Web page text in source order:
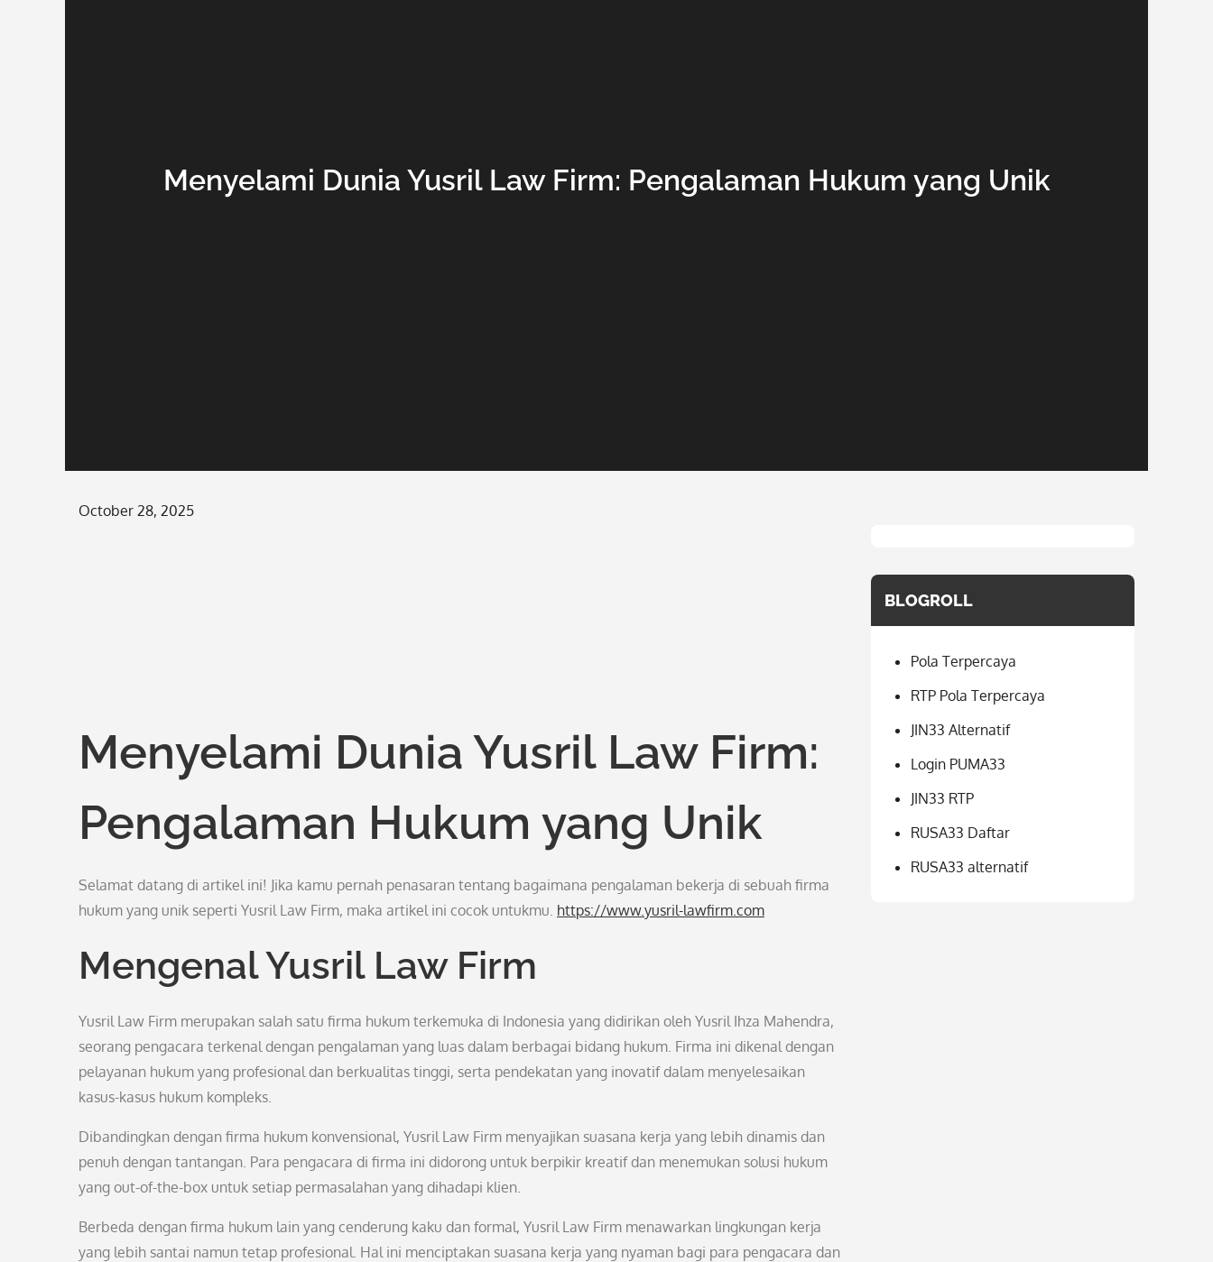
Menyelami Dunia Yusril Law Firm: Pengalaman Hukum yang Unik
Posted
October 28, 2025
Menyelami Dunia Yusril Law Firm:
Pengalaman Hukum yang Unik
Selamat datang di artikel ini! Jika kamu pernah penasaran tentang bagaimana pengalaman bekerja di sebuah firma
hukum yang unik seperti Yusril Law Firm, maka artikel ini cocok untukmu. https://www.yusril-lawfirm.com
Mengenal Yusril Law Firm
Yusril Law Firm merupakan salah satu firma hukum terkemuka di Indonesia yang didirikan oleh Yusril Ihza Mahendra,
seorang pengacara terkenal dengan pengalaman yang luas dalam berbagai bidang hukum. Firma ini dikenal dengan
pelayanan hukum yang profesional dan berkualitas tinggi, serta pendekatan yang inovatif dalam menyelesaikan
kasus-kasus hukum kompleks.
Dibandingkan dengan firma hukum konvensional, Yusril Law Firm menyajikan suasana kerja yang lebih dinamis dan
penuh dengan tantangan. Para pengacara di firma ini didorong untuk berpikir kreatif dan menemukan solusi hukum
yang out-of-the-box untuk setiap permasalahan yang dihadapi klien.
Berbeda dengan firma hukum lain yang cenderung kaku dan formal, Yusril Law Firm menawarkan lingkungan kerja
yang lebih santai namun tetap profesional. Hal ini menciptakan suasana kerja yang nyaman bagi para pengacara dan
BLOGROLL
Pola Terpercaya
RTP Pola Terpercaya
JIN33 Alternatif
Login PUMA33
JIN33 RTP
RUSA33 Daftar
RUSA33 alternatif